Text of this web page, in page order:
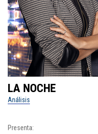
LA NOCHE
Análisis
Presenta: